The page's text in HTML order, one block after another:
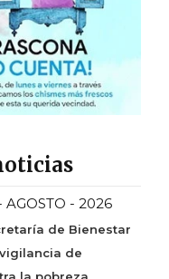
AGOSTO - 2026
de Bienestar
de